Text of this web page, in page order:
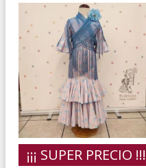
¡¡¡ SUPER PRECIO !!!